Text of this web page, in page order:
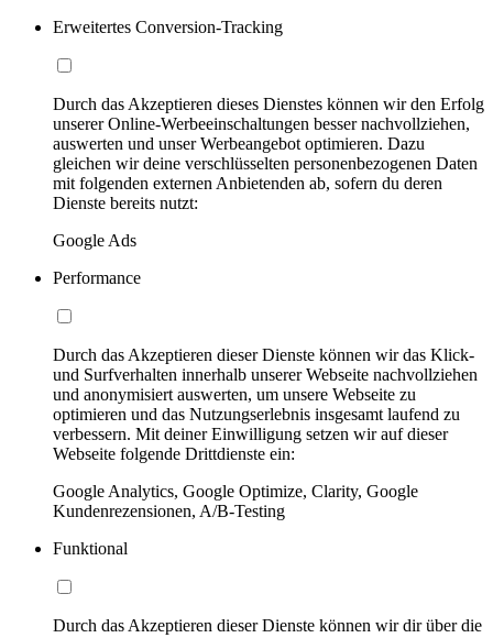
Erweitertes Conversion-Tracking
Durch das Akzeptieren dieses Dienstes können wir den Erfolg
unserer Online-Werbeeinschaltungen besser nachvollziehen,
auswerten und unser Werbeangebot optimieren. Dazu
gleichen wir deine verschlüsselten personenbezogenen Daten
mit folgenden externen Anbietenden ab, sofern du deren
Dienste bereits nutzt:
Google Ads
Performance
Durch das Akzeptieren dieser Dienste können wir das Klick-
und Surfverhalten innerhalb unserer Webseite nachvollziehen
und anonymisiert auswerten, um unsere Webseite zu
optimieren und das Nutzungserlebnis insgesamt laufend zu
verbessern. Mit deiner Einwilligung setzen wir auf dieser
Webseite folgende Drittdienste ein:
Google Analytics, Google Optimize, Clarity, Google
Kundenrezensionen, A/B-Testing
Funktional
Durch das Akzeptieren dieser Dienste können wir dir über die